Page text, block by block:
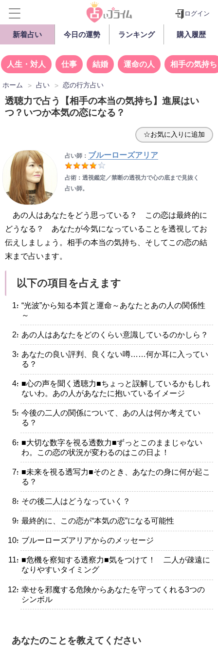
ログイン
新着占い 今日の運勢 ランキング 購入履歴
人生・対人 仕事 結婚 運命の人 相手の気持ち
ホーム 占い 恋の行方占い
透聴力で占う【相手の本当の気持ち】進展はい
つ？いつか本気の恋になる？
☆お気に入りに追加
占い師： ブルーローズアリア
占術：透視鑑定／禁断の透視力で心の底まで見抜く
占い師。
あの人はあなたをどう思っている？ この恋は最終的に
どうなる？ あなたが今気になっていることを透視してお
伝えしましょう。相手の本当の気持ち、そしてこの恋の結
末まで占います。
以下の項目を占えます
・“光波”から知る本質と運命～あなたとあの人の関係性
～
・あの人はあなたをどのくらい意識しているのかしら？
・あなたの良い評判、良くない噂……何か耳に入ってい
る？
・■心の声を聞く透聴力■ちょっと誤解しているかもしれ
ないわ。あの人があなたに抱いているイメージ
・今後の二人の関係について、あの人は何か考えてい
る？
・■大切な数字を視る透数力■ずっとこのままじゃない
わ。この恋の状況が変わるのはこの日よ！
・■未来を視る透写力■そのとき、あなたの身に何が起こ
る？
・その後二人はどうなっていく？
・最終的に、この恋が“本気の恋”になる可能性
・ブルーローズアリアからのメッセージ
・■危機を察知する透察力■気をつけて！ 二人が疎遠に
なりやすいタイミング
・幸せを邪魔する危険からあなたを守ってくれる3つの
シンボル
あなたのことを教えてください